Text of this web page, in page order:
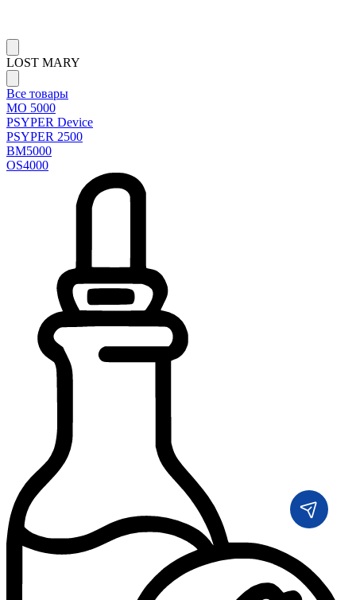
LOST MARY
Все товары
MO 5000
PSYPER Device
PSYPER 2500
BM5000
OS4000